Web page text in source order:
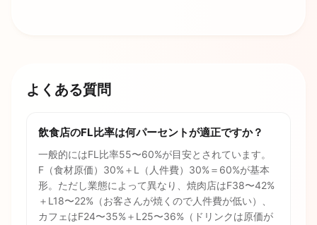
よくある質問
飲食店のFL比率は何パーセントが適正ですか？
一般的にはFL比率55〜60%が目安とされています。
F（食材原価）30%＋L（人件費）30%＝60%が基本
形。ただし業態によって異なり、焼肉店はF38〜42%
＋L18〜22%（お客さんが焼くので人件費が低い）、
カフェはF24〜35%＋L25〜36%（ドリンクは原価が